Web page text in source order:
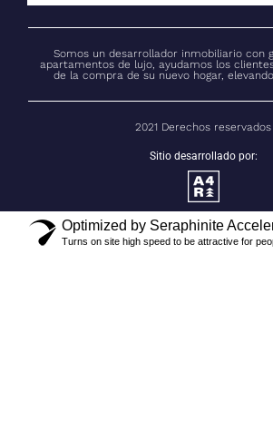
Somos un desarrollador inmobiliario con
apartamentos de lujo, ayudamos los
de la compra de su nuevo hogar,
2021 Derechos reservados
Sitio desarrollado por:
Optimized by Seraphinite
Turns on site high speed to be attractive for